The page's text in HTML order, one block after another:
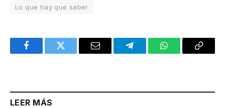
Lo que hay que saber
FacebookTwitter Email TelegramWhatsAppCopy
LEER MÁS